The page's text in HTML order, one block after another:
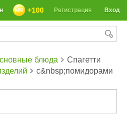
Вход
Регистрация
+100
блюда
Спагетти
с&nbsp;помидорами